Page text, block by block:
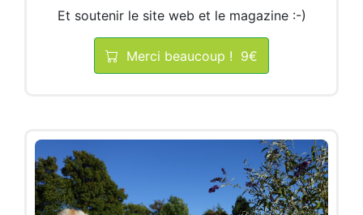
Et soutenir le site web et le magazine :-)
Merci beaucoup ! 9€